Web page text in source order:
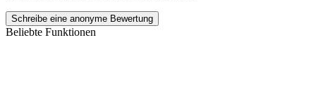
Schreibe eine anonyme Bewertung
Beliebte Funktionen